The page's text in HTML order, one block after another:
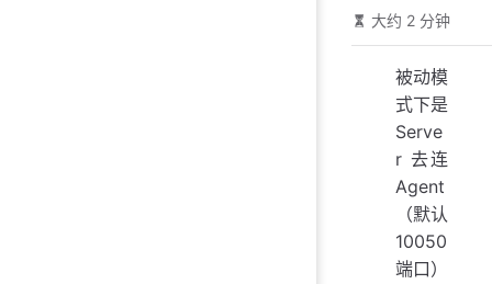
大约 2 分钟
被动模
式下是
Serve
r 去连
Agent
（默认
10050
端口）